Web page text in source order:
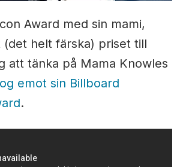
Award med sin mami,
(det helt färska) priset till
att tänka på Mama Knowles
emot sin Billboard
.